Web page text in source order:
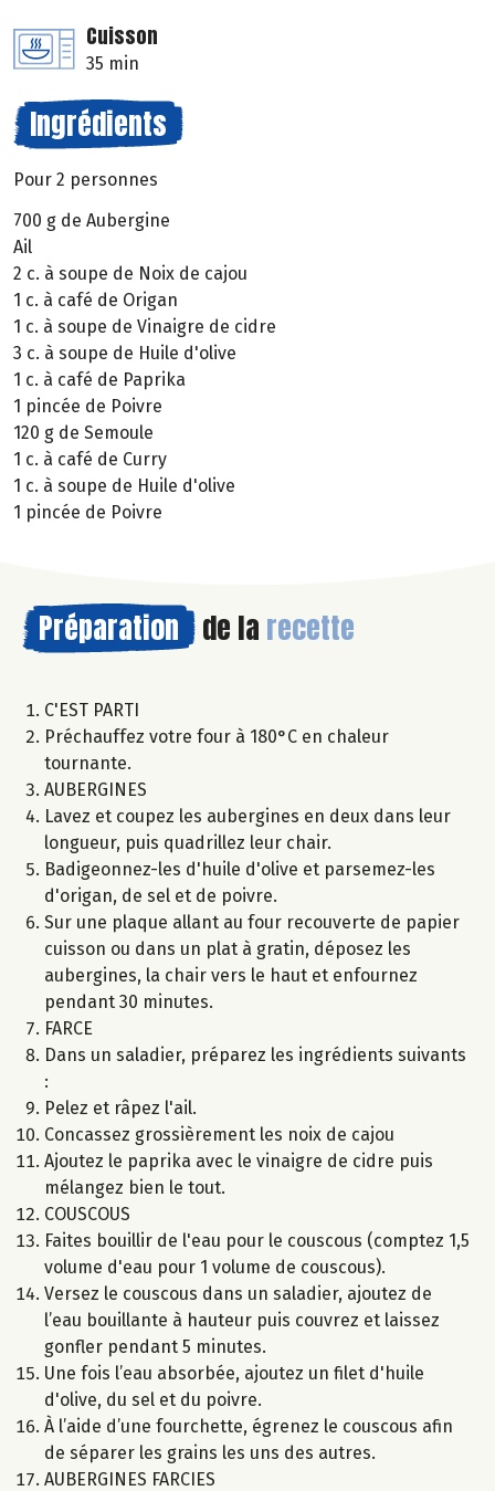
Cuisson
35 min
Ingrédients
Pour 2 personnes
700 g de Aubergine
Ail
2 c. à soupe de Noix de cajou
1 c. à café de Origan
1 c. à soupe de Vinaigre de cidre
3 c. à soupe de Huile d'olive
1 c. à café de Paprika
1 pincée de Poivre
120 g de Semoule
1 c. à café de Curry
1 c. à soupe de Huile d'olive
1 pincée de Poivre
Préparation de la recette
C'EST PARTI
Préchauffez votre four à 180°C en chaleur
tournante.
AUBERGINES
Lavez et coupez les aubergines en deux dans leur
longueur, puis quadrillez leur chair.
Badigeonnez-les d'huile d'olive et parsemez-les
d'origan, de sel et de poivre.
Sur une plaque allant au four recouverte de papier
cuisson ou dans un plat à gratin, déposez les
aubergines, la chair vers le haut et enfournez
pendant 30 minutes.
FARCE
Dans un saladier, préparez les ingrédients suivants
:
Pelez et râpez l'ail.
Concassez grossièrement les noix de cajou
Ajoutez le paprika avec le vinaigre de cidre puis
mélangez bien le tout.
COUSCOUS
Faites bouillir de l'eau pour le couscous (comptez 1,5
volume d'eau pour 1 volume de couscous).
Versez le couscous dans un saladier, ajoutez de
l’eau bouillante à hauteur puis couvrez et laissez
gonfler pendant 5 minutes.
Une fois l’eau absorbée, ajoutez un filet d'huile
d'olive, du sel et du poivre.
À l’aide d’une fourchette, égrenez le couscous afin
de séparer les grains les uns des autres.
AUBERGINES FARCIES